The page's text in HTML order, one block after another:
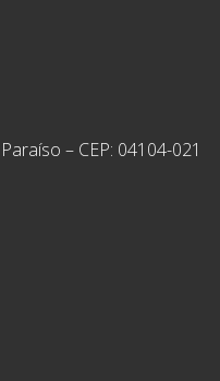
– CEP: 04104-021